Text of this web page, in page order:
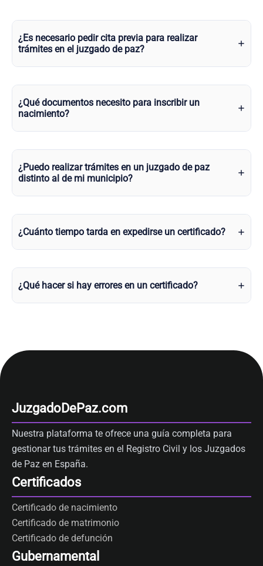
¿Es necesario pedir cita previa para realizar
trámites en el juzgado de paz?
¿Qué documentos necesito para inscribir un
nacimiento?
¿Puedo realizar trámites en un juzgado de paz
distinto al de mi municipio?
¿Cuánto tiempo tarda en expedirse un certificado?
¿Qué hacer si hay errores en un certificado?
JuzgadoDePaz.com
Nuestra plataforma te ofrece una guía completa para
gestionar tus trámites en el Registro Civil y los Juzgados
de Paz en España.
Certificados
Certificado de nacimiento
Certificado de matrimonio
Certificado de defunción
Gubernamental